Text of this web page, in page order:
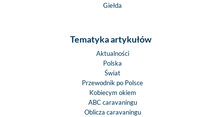
Giełda
Tematyka artykułów
Aktualności
Polska
Świat
Przewodnik po Polsce
Kobiecym okiem
ABC caravaningu
Oblicza caravaningu